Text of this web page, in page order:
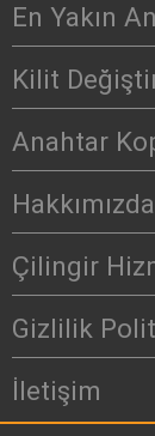
En Yakın
Kilit
Anahtar
Hakkımızda
Çilingir
Gizlilik
İletişim